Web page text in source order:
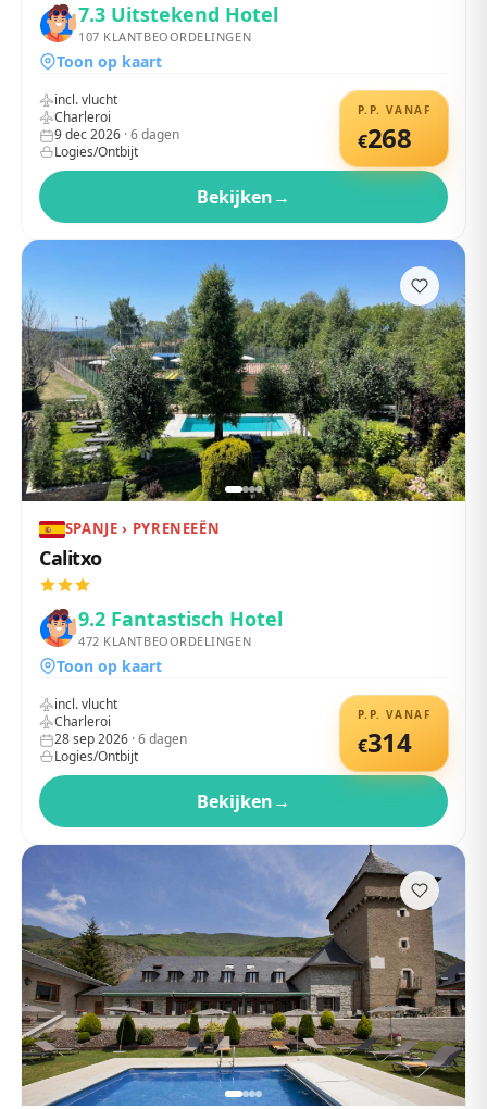
7.3 Uitstekend Hotel
107 KLANTBEOORDELINGEN
Toon op kaart
P.P. VANAF
€268
incl. vlucht
Charleroi
9 dec 2026 ·6dagen
Logies/Ontbijt
Bekijken→
SPANJE › PYRENEEËN
Calitxo
9.2 Fantastisch Hotel
472 KLANTBEOORDELINGEN
Toon op kaart
P.P. VANAF
€314
incl. vlucht
Charleroi
28 sep 2026 ·6dagen
Logies/Ontbijt
Bekijken→